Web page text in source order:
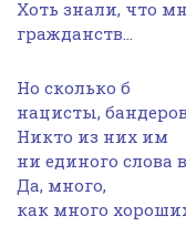
Хоть знали, что
гражданств…
Но сколько б
нацисты,
Никто из них им
ни единого слова
Да, много,
как много